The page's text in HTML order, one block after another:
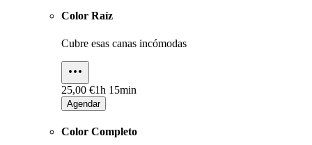
Color Raíz
Cubre esas canas incómodas
25,00 €1h 15min
Agendar
Color Completo